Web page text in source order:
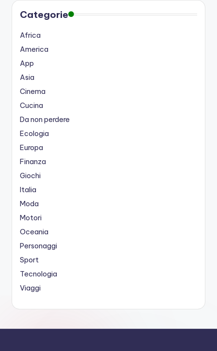
Categorie
Africa
America
App
Asia
Cinema
Cucina
Da non perdere
Ecologia
Europa
Finanza
Giochi
Italia
Moda
Motori
Oceania
Personaggi
Sport
Tecnologia
Viaggi